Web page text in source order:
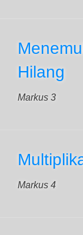
Hilang
Markus 3
Markus 4